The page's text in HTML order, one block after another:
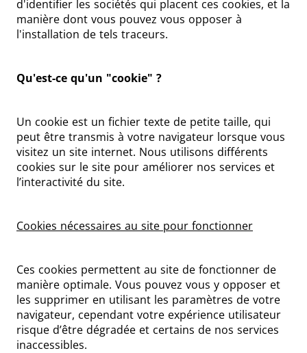
d'identifier les sociétés qui placent ces cookies, et la
manière dont vous pouvez vous opposer à
l'installation de tels traceurs.
Qu'est-ce qu'un "cookie" ?
Un cookie est un fichier texte de petite taille, qui
peut être transmis à votre navigateur lorsque vous
visitez un site internet. Nous utilisons différents
cookies sur le site pour améliorer nos services et
l’interactivité du site.
Cookies nécessaires au site pour fonctionner
Ces cookies permettent au site de fonctionner de
manière optimale. Vous pouvez vous y opposer et
les supprimer en utilisant les paramètres de votre
navigateur, cependant votre expérience utilisateur
risque d’être dégradée et certains de nos services
inaccessibles.